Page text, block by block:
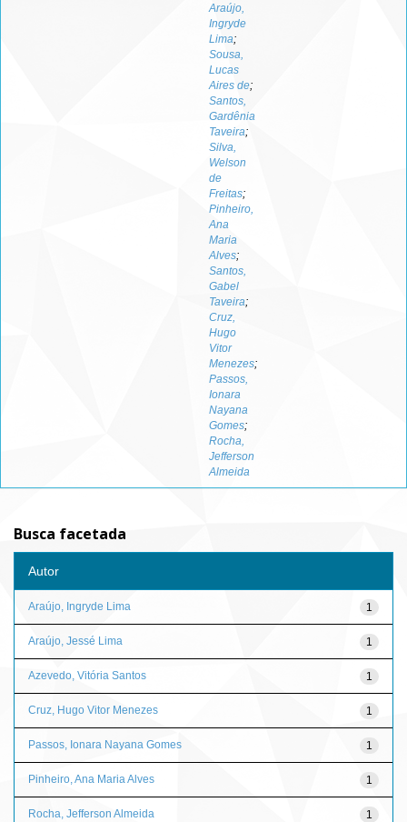
Araújo,
Ingryde
Lima;
Sousa,
Lucas
Aires de;
Santos,
Gardênia
Taveira;
Silva,
Welson
de
Freitas;
Pinheiro,
Ana
Maria
Alves;
Santos,
Gabel
Taveira;
Cruz,
Hugo
Vitor
Menezes;
Passos,
Ionara
Nayana
Gomes;
Rocha,
Jefferson
Almeida
Busca facetada
Autor
1
Araújo, Ingryde Lima
1
Araújo, Jessé Lima
1
Azevedo, Vitória Santos
1
Cruz, Hugo Vitor Menezes
1
Passos, Ionara Nayana Gomes
1
Pinheiro, Ana Maria Alves
1
Rocha, Jefferson Almeida